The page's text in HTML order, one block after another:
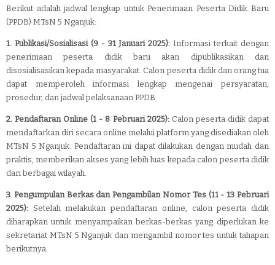
Berikut adalah jadwal lengkap untuk Penerimaan Peserta Didik Baru
(PPDB) MTsN 5 Nganjuk:
1. Publikasi/Sosialisasi (9 - 31 Januari 2025): Informasi terkait dengan
penerimaan peserta didik baru akan dipublikasikan dan
disosialisasikan kepada masyarakat. Calon peserta didik dan orang tua
dapat memperoleh informasi lengkap mengenai persyaratan,
prosedur, dan jadwal pelaksanaan PPDB.
2. Pendaftaran Online (1 - 8 Pebruari 2025):Calon peserta didik dapat
mendaftarkan diri secara online melalui platform yang disediakan oleh
MTsN 5 Nganjuk. Pendaftaran ini dapat dilakukan dengan mudah dan
praktis, memberikan akses yang lebih luas kepada calon peserta didik
dari berbagai wilayah.
3. Pengumpulan Berkas dan Pengambilan Nomor Tes (11 - 13 Pebruari
2025): Setelah melakukan pendaftaran online, calon peserta didik
diharapkan untuk menyampaikan berkas-berkas yang diperlukan ke
sekretariat MTsN 5 Nganjuk dan mengambil nomor tes untuk tahapan
berikutnya.